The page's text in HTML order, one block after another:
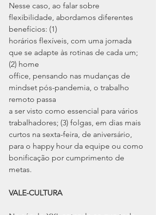
Nesse caso, ao falar sobre
flexibilidade, abordamos diferentes
benefícios: (1)
horários flexíveis, com uma jornada
que se adapte às rotinas de cada um;
(2) home
office, pensando nas mudanças de
mindset pós-pandemia, o trabalho
remoto passa
a ser visto como essencial para vários
trabalhadores; (3) folgas, em dias mais
curtos na sexta-feira, de aniversário,
para o happy hour da equipe ou como
bonificação por cumprimento de
metas.
VALE-CULTURA